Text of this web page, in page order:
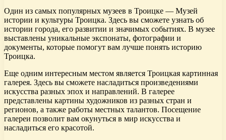
Один из самых популярных музеев в Троицке — Музей
истории и культуры Троицка. Здесь вы сможете узнать об
истории города, его развитии и значимых событиях. В музее
выставлены уникальные экспонаты, фотографии и
документы, которые помогут вам лучше понять историю
Троицка.
Еще одним интересным местом является Троицкая картинная
галерея. Здесь вы сможете насладиться произведениями
искусства разных эпох и направлений. В галерее
представлены картины художников из разных стран и
регионов, а также работы местных талантов. Посещение
галереи позволит вам окунуться в мир искусства и
насладиться его красотой.